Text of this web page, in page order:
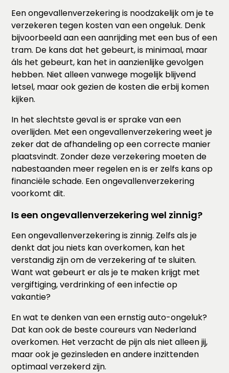
Een ongevallenverzekering is noodzakelijk om je te
verzekeren tegen kosten van een ongeluk. Denk
bijvoorbeeld aan een aanrijding met een bus of een
tram. De kans dat het gebeurt, is minimaal, maar
áls het gebeurt, kan het in aanzienlijke gevolgen
hebben. Niet alleen vanwege mogelijk blijvend
letsel, maar ook gezien de kosten die erbij komen
kijken.
In het slechtste geval is er sprake van een
overlijden. Met een ongevallenverzekering weet je
zeker dat de afhandeling op een correcte manier
plaatsvindt. Zonder deze verzekering moeten de
nabestaanden meer regelen en is er zelfs kans op
financiële schade. Een ongevallenverzekering
voorkomt dit.
Is een ongevallenverzekering wel zinnig?
Een ongevallenverzekering is zinnig. Zelfs als je
denkt dat jou niets kan overkomen, kan het
verstandig zijn om de verzekering af te sluiten.
Want wat gebeurt er als je te maken krijgt met
vergiftiging, verdrinking of een infectie op
vakantie?
En wat te denken van een ernstig auto-ongeluk?
Dat kan ook de beste coureurs van Nederland
overkomen. Het verzacht de pijn als niet alleen jij,
maar ook je gezinsleden en andere inzittenden
optimaal verzekerd zijn.